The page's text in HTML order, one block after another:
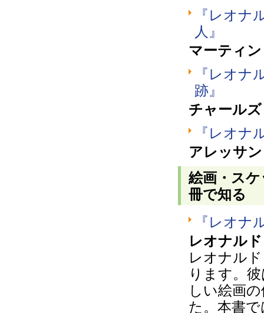
『レオ
人』
マーティ
『レオ
跡』
チャール
『レオ
アレッサ
絵画・ス
冊で知る
『レオ
レオナル
レオナル
ります。
しい絵画
た。本書